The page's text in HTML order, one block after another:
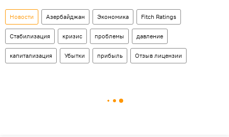
Новости Азербайджан Экономика Fitch Ratings
Стабилизация кризис проблемы давление
капитализация Убытки прибыль Отзыв лицензии